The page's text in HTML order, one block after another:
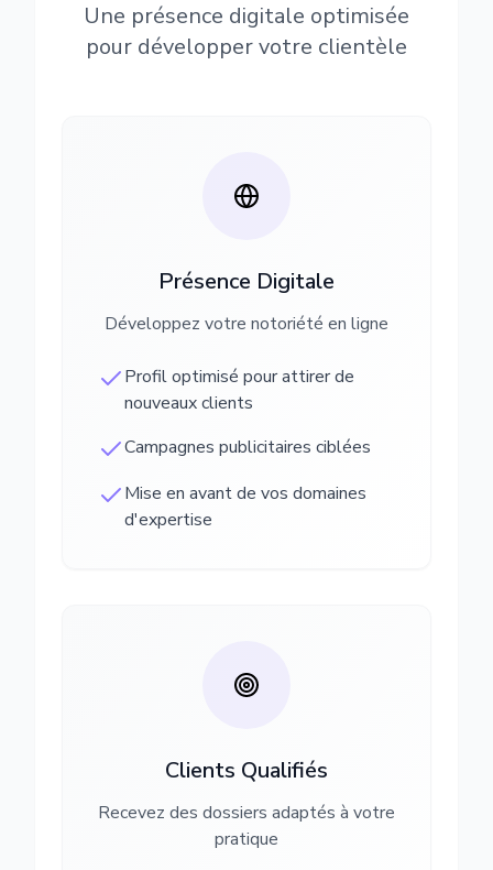
Une présence digitale optimisée
pour développer votre clientèle
Présence Digitale
Développez votre notoriété en ligne
Profil optimisé pour attirer de
nouveaux clients
Campagnes publicitaires ciblées
Mise en avant de vos domaines
d'expertise
Clients Qualifiés
Recevez des dossiers adaptés à votre
pratique